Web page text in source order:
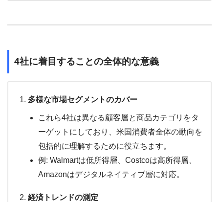
4社に着目することの全体的な意義
多様な市場セグメントのカバー
これら4社は異なる顧客層と商品カテゴリをタ
ーゲットにしており、米国消費者全体の動向を
包括的に理解するために役立ちます。
例: Walmartは低所得層、Costcoは高所得層、
Amazonはデジタルネイティブ層に対応。
経済トレンドの測定